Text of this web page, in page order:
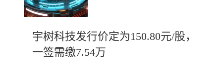
宇树科技发行价定为150.80元/股，
一签需缴7.54万